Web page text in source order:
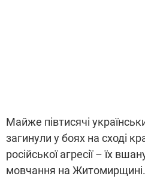
Майже півтисячі
загинули у боях на сході
російської агресії – їх
мовчання на